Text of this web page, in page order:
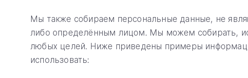
Мы также собираем персональные данные, не
либо определённым лицом. Мы можем собирать,
любых целей. Ниже приведены примеры
использовать: